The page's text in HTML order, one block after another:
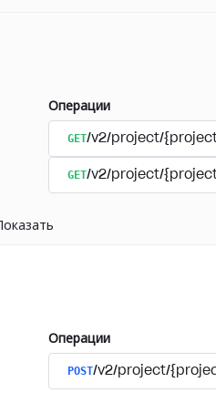
Операции
GET/v2/project/
GET/v2/project/
Показать
Операции
POST/v2/project/